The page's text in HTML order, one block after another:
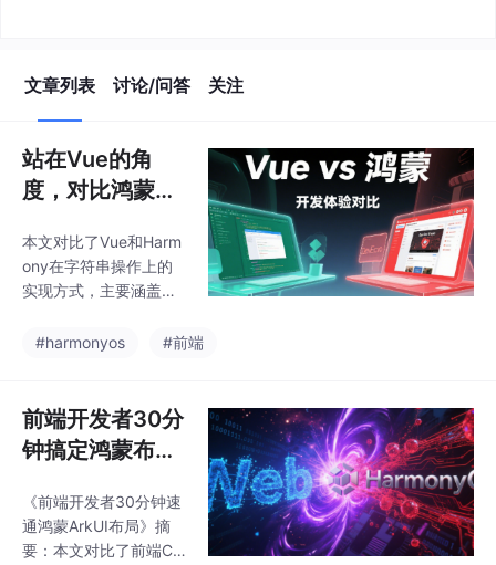
文章列表 讨论/问答 关注
站在Vue的角
度，对比鸿蒙开
一
本文对比了Vue和Harm
ony在字符串操作上的
实现方式，主要涵盖四
的静态展示；2）富文本
mony使用RichText组
件）；3）表单字符串
的双向绑定（Vue用v-
$$语法）；4）字符串
转二维码（Vue需第三
方插件，Harmony内置
#harmonyos #前端
前端开发者30分
钟搞定鸿蒙布局
《前端开发者30分钟速
通鸿蒙ArkUI布局》摘
要：本文对比了前端CS